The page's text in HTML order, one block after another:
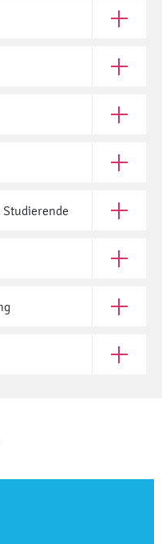
Open
Open
Open
Open
Open
Open
Open
Open